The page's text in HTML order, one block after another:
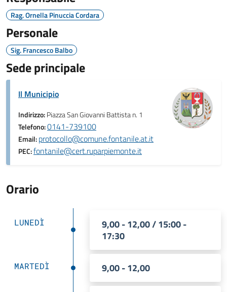
Rag. Ornella Pinuccia Cordara
Personale
Sig. Francesco Balbo
Sede principale
Il Municipio
Indirizzo:Piazza San Giovanni Battista n. 1
Telefono:0141-739100
Email:protocollo@comune.fontanile.at.it
PEC:fontanile@cert.ruparpiemonte.it
Orario
LUNEDÌ
9,00 - 12,00 / 15:00 -
17:30
MARTEDÌ 9,00 - 12,00